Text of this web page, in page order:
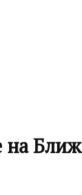
на